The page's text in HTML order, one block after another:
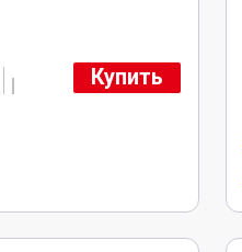
Купить